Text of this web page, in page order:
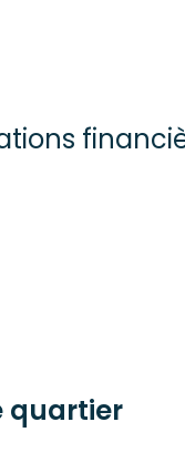
quartier